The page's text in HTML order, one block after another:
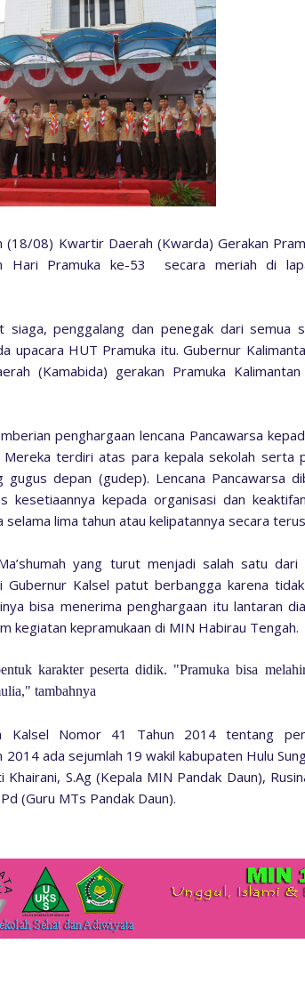
08) Kwartir Daerah (Kwarda) Gerakan
Hari Pramuka ke-53 secara meriah di
siaga, penggalang dan penegak dari semua
upacara HUT Pramuka itu. Gubernur
(Kamabida) gerakan Pramuka
penghargaan lencana Pancawarsa
Mereka terdiri atas para kepala sekolah serta
depan (gudep). Lencana Pancawarsa
kesetiaannya kepada organisasi dan
lima tahun atau kelipatannya secara
yang turut menjadi salah satu dari
Gubernur Kalsel patut berbangga karena
bisa menerima penghargaan itu lantaran
kegiatan kepramukaan di MIN Habirau Tengah.
karakter peserta didik. "Pramuka bisa
tambahnya
Kalsel Nomor 41 Tahun 2014 tentang
ada sejumlah 19 wakil kabupaten Hulu
S.Ag (Kepala MIN Pandak Daun),
(Guru MTs Pandak Daun).